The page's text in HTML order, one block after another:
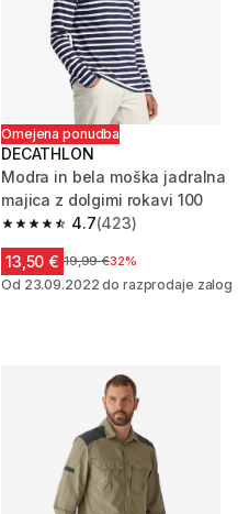
Omejena ponudba
DECATHLON
Modra in bela moška jadralna
majica z dolgimi rokavi 100
4.7
4.7 od 5 zvezdic from 423
(423)
13,50 € Cena pred znižanjem
19,99 €32%
Od 23.09.2022 do razprodaje zalog